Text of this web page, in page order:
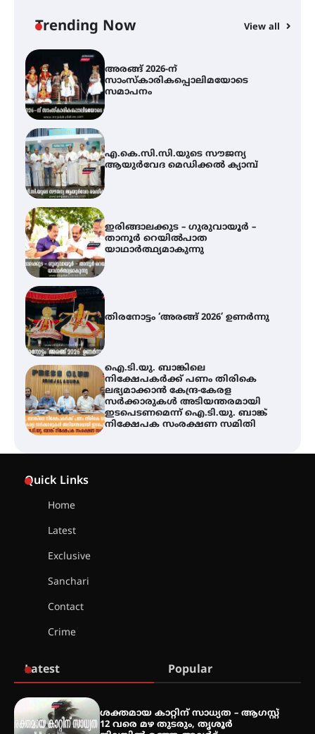
Trending Now View all
സാംസ്കാരികപ്പൊലിമയോടെ
സമാപനം
എ.കെ.സി.സി.യുടെ സൗജന്യ
ആയുർവേദ മെഡിക്കൽ ക്യാമ്പ്
ഇരിങ്ങാലക്കുട – ഗുരുവായൂർ –
താനൂർ റെയിൽപാത
യാഥാർത്ഥ്യമാകുന്നു
തിരനോട്ടം ‘അരങ്ങ് 2026’ ഉണർന്നു
നിക്ഷേപകർക്ക് പണം തിരികെ
ലഭ്യമാക്കാൻ കേന്ദ്ര-കേരള
സർക്കാരുകൾ അടിയന്തരമായി
നിക്ഷേപക സംരക്ഷണ സമിതി
യൂത്ത് കോൺഗ്രസ്‌ സ്ഥാപക ദിനം
– ഇരിങ്ങാലക്കുടയിൽ
ലഹരിവിരുദ്ധ പ്രതിജ്ഞയെടുത്ത്
യാഥാർത്ഥ്യമാകുന്നു
തിരനോട്ടം ‘അരങ്ങ് 2026’ ഉണർന്നു
Quick Links
Home
Latest
Exclusive
Sanchari
Contact
Crime
Latest Popular
ശക്തമായ കാറ്റിന് സാധ്യത – ആഗസ്റ്റ്
12 വരെ മഴ തുടരും, തൃശൂർ